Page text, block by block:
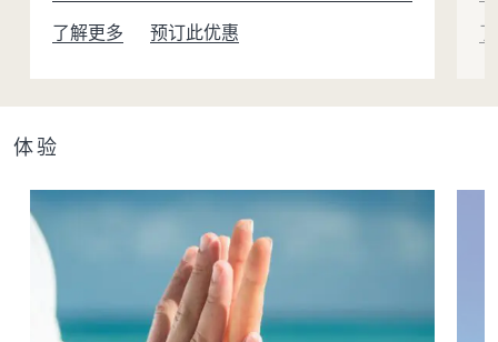
了解更多 预订此优惠
体验